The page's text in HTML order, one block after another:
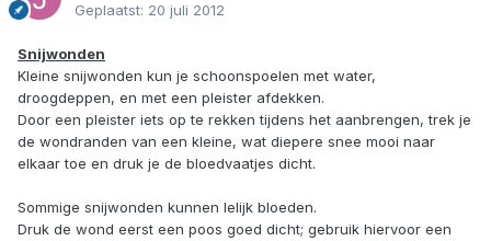
Geplaatst: 20 juli 2012
Snijwonden
Kleine snijwonden kun je schoonspoelen met water,
droogdeppen, en met een pleister afdekken.
Door een pleister iets op te rekken tijdens het aanbrengen, trek je
de wondranden van een kleine, wat diepere snee mooi naar
elkaar toe en druk je de bloedvaatjes dicht.
Sommige snijwonden kunnen lelijk bloeden.
Druk de wond eerst een poos goed dicht; gebruik hiervoor een